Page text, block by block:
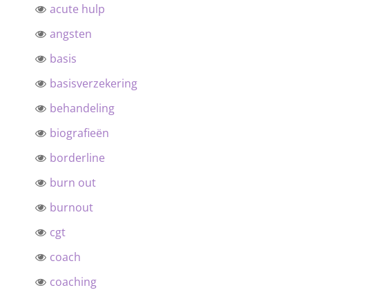
acute hulp
angsten
basis
basisverzekering
behandeling
biografieën
borderline
burn out
burnout
cgt
coach
coaching